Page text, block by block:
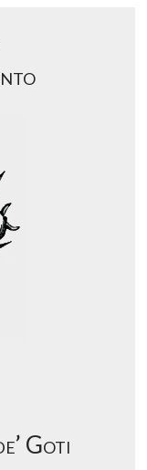
Goti